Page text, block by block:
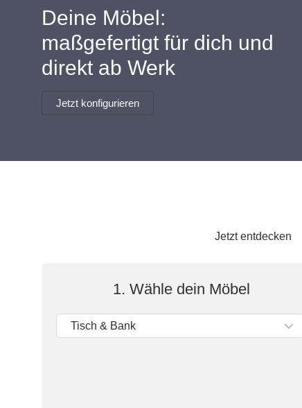
Vitrine
Eckschrank
Massivholzschrank
Schuhschrank
Hängeschrank
Highboard
Deine Möbel:
maßgefertigt für dich und
direkt ab Werk
Jetzt konfigurieren
Jetzt entdecken
1. Wähle dein Möbel
Tisch & Bank
Fronten renovieren
Für Dachschrägen
Hängeboards
Tische & Bänke
White Living